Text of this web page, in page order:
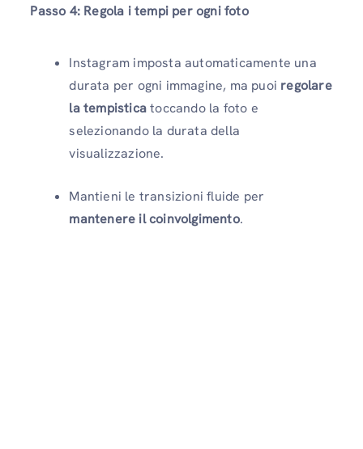
Passo 4: Regola i tempi per ogni foto
Instagram imposta automaticamente una
durata per ogni immagine, ma puoi regolare
la tempisticatoccando la foto e
selezionando la durata della
visualizzazione.
Mantieni le transizioni fluide per
mantenere il coinvolgimento.